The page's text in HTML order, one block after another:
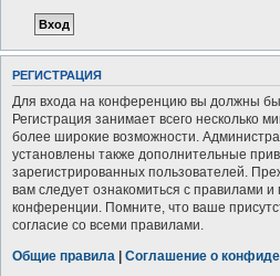
РЕГИСТРАЦИЯ
Для входа на конференцию вы должны
Регистрация занимает всего несколько
более широкие возможности.
установлены также дополнительные
зарегистрированных пользователей.
вам следует ознакомиться с правилами
конференции. Помните, что ваше
согласие со всеми правилами.
Общие правила | Соглашение о